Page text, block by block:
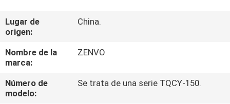
NOSOTROS
VIAJE
DE
LA
Lugar de
origen:
China.
Nombre de la
marca:
ZENVO
Número de
modelo:
Se trata de una serie TQCY-150.